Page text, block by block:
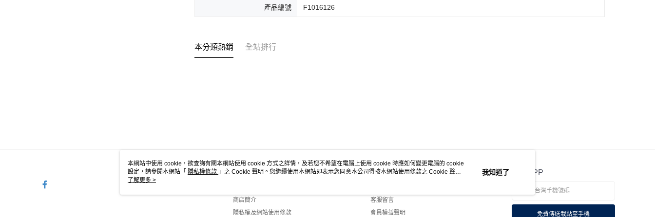
產品編號 F1016126
本分類熱銷 全站排行
關於我們
商店簡介
隱私權及網站使用條款
客服資訊
客服留言
會員權益聲明
官方APP
免費傳送載點至手機
本網站中使用 cookie，欲查詢有關本網站使用 cookie 方式之詳情，及若您不希望在電腦上使用 cookie 時應如何變更電腦的 cookie
設定，請參閱本網站「 隱私權條款 」之 Cookie 聲明。您繼續使用本網站即表示您同意本公司得按本網站使用條款之 Cookie 聲明
使用 cookie。
了解更多 >
我知道了